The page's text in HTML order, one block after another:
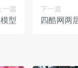
一篇
型
下一篇
四酷网两